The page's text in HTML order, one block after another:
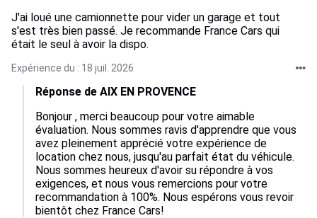
J'ai loué une camionnette pour vider un garage et tout
s'est très bien passé. Je recommande France Cars qui
était le seul à avoir la dispo.
Expérience du : 18 juil. 2026
Réponse de AIX EN PROVENCE
Bonjour , merci beaucoup pour votre aimable
évaluation. Nous sommes ravis d'apprendre que vous
avez pleinement apprécié votre expérience de
location chez nous, jusqu'au parfait état du véhicule.
Nous sommes heureux d'avoir su répondre à vos
exigences, et nous vous remercions pour votre
recommandation à 100%. Nous espérons vous revoir
bientôt chez France Cars!